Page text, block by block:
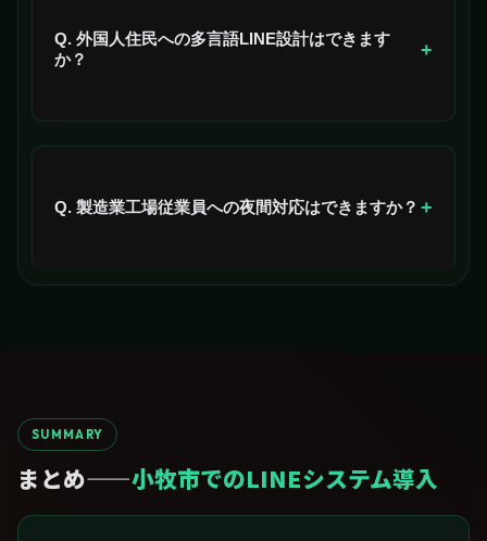
Q. 外国人住民への多言語LINE設計はできます
か？
+
Q. 製造業工場従業員への夜間対応はできますか？ +
SUMMARY
まとめ——小牧市でのLINEシステム導入